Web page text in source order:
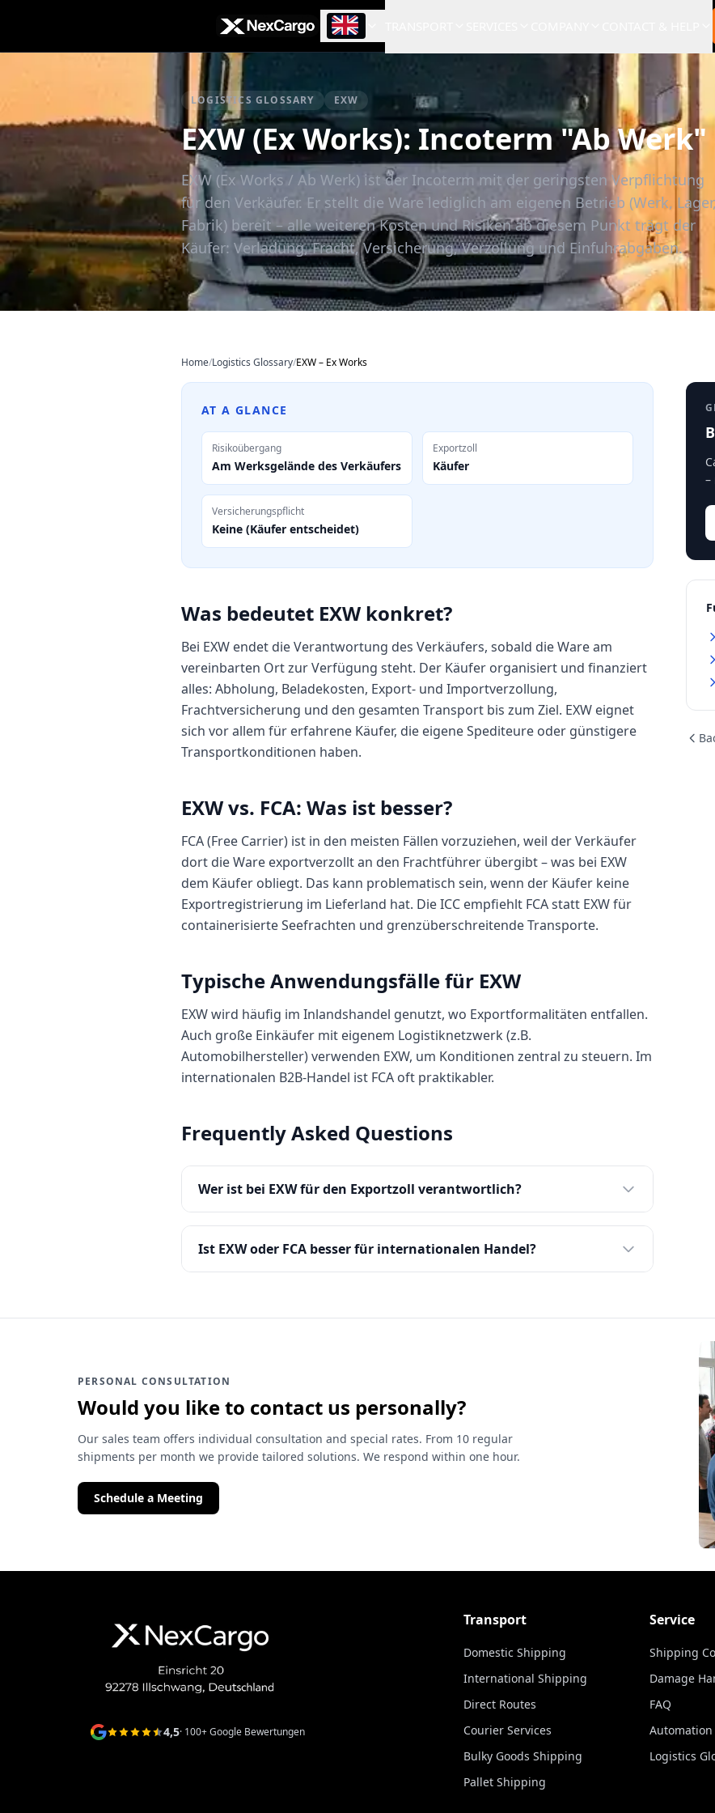
LOGISTICS GLOSSARY EXW
EXW (Ex Works): Incoterm "Ab
EXW (Ex Works / Ab Werk) ist der Incoterm mit der geringsten Verpflichtung
für den Verkäufer. Er stellt die Ware lediglich am eigenen Betrieb (Werk, Lager,
Fabrik) bereit – alle weiteren Kosten und Risiken ab diesem Punkt trägt der
Käufer: Verladung, Fracht, Versicherung, Verzollung und Einfuhrabgaben.
Home/Logistics Glossary/EXW – Ex Works
AT A GLANCE
Risikoübergang
Am Werksgelände des Verkäufers
Exportzoll
Käufer
Versicherungspflicht
Keine (Käufer entscheidet)
Was bedeutet EXW konkret?
Bei EXW endet die Verantwortung des Verkäufers, sobald die Ware am
vereinbarten Ort zur Verfügung steht. Der Käufer organisiert und finanziert
alles: Abholung, Beladekosten, Export- und Importverzollung,
Frachtversicherung und den gesamten Transport bis zum Ziel. EXW eignet
sich vor allem für erfahrene Käufer, die eigene Spediteure oder günstigere
Transportkonditionen haben.
EXW vs. FCA: Was ist besser?
FCA (Free Carrier) ist in den meisten Fällen vorzuziehen, weil der Verkäufer
dort die Ware exportverzollt an den Frachtführer übergibt – was bei EXW
dem Käufer obliegt. Das kann problematisch sein, wenn der Käufer keine
Exportregistrierung im Lieferland hat. Die ICC empfiehlt FCA statt EXW für
containerisierte Seefrachten und grenzüberschreitende Transporte.
Typische Anwendungsfälle für EXW
EXW wird häufig im Inlandshandel genutzt, wo Exportformalitäten entfallen.
Auch große Einkäufer mit eigenem Logistiknetzwerk (z.B.
Automobilhersteller) verwenden EXW, um Konditionen zentral zu steuern. Im
internationalen B2B-Handel ist FCA oft praktikabler.
Frequently Asked Questions
Wer ist bei EXW für den Exportzoll verantwortlich?
Ist EXW oder FCA besser für internationalen Handel?
–
PERSONAL CONSULTATION
Would you like to contact us personally?
Our sales team offers individual consultation and special rates. From 10 regular
shipments per month we provide tailored solutions. We respond within one hour.
Schedule a Meeting
4,5· 100+ Google Bewertungen
Transport
Domestic Shipping
International Shipping
Direct Routes
Courier Services
Bulky Goods Shipping
Pallet Shipping
Service
Shipping
Damage
FAQ
Automation
Logistics